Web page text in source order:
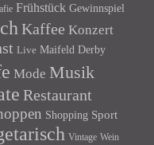
Frühstück Gewinnspiel
Kaffee Konzert
Live Maifeld Derby
Mode Musik
Restaurant
Shopping Sport
Vintage Wein